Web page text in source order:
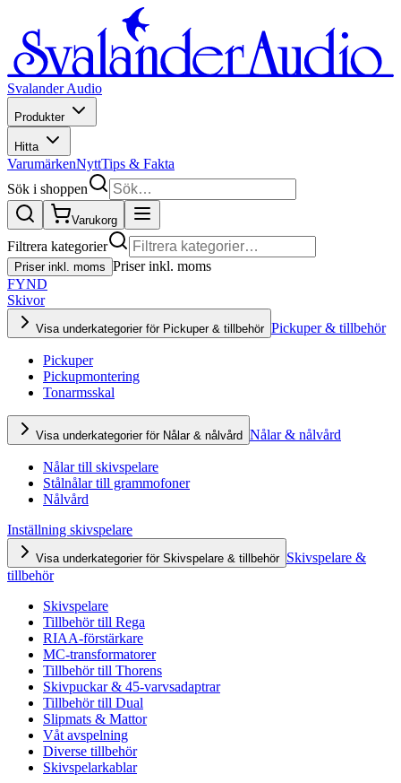
Svalander Audio
Produkter
Hitta
VarumärkenNyttTips & Fakta
Sök i shoppen
Varukorg
Filtrera kategorier
Priser inkl. moms Priser inkl. moms
FYND
Skivor
Visa underkategorier för Pickuper & tillbehör Pickuper & tillbehör
Pickuper
Pickupmontering
Tonarmsskal
Visa underkategorier för Nålar & nålvård Nålar & nålvård
Nålar till skivspelare
Stålnålar till grammofoner
Nålvård
Inställning skivspelare
Visa underkategorier för Skivspelare & tillbehör Skivspelare &
tillbehör
Skivspelare
Tillbehör till Rega
RIAA-förstärkare
MC-transformatorer
Tillbehör till Thorens
Skivpuckar & 45-varvsadaptrar
Tillbehör till Dual
Slipmats & Mattor
Våt avspelning
Diverse tillbehör
Skivspelarkablar